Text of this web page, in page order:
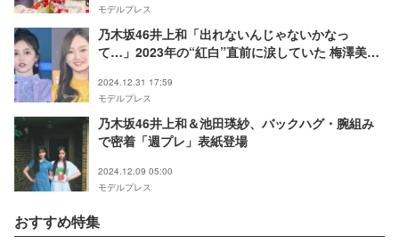
モデルプレス
乃木坂46井上和「出れないんじゃないかなっ
て…」2023年の“紅白”直前に涙していた 梅澤美波
2024.12.31 17:59
モデルプレス
乃木坂46井上和＆池田瑛紗、バックハグ・腕組み
で密着「週プレ」表紙登場
2024.12.09 05:00
モデルプレス
おすすめ特集